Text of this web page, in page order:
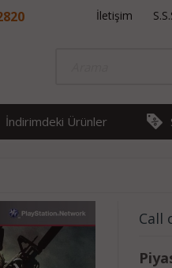
İletişim
İndirimdeki Ürünler
Call